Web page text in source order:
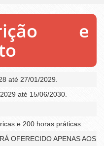
e
até 27/01/2029.
até 15/06/2030.
e 200 horas práticas.
OFERECIDO APENAS AOS